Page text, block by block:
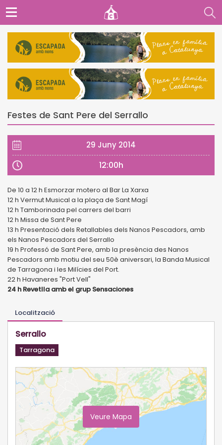
Festes de Sant Pere del Serrallo
29 Juny 2014
12:00h
De 10 a 12 h Esmorzar motero al Bar La Xarxa
12 h Vermut Musical a la plaça de Sant Magí
12 h Tamborinada pel carrers del barri
12 h Missa de Sant Pere
13 h Presentació dels Retallables dels Nanos Pescadors, amb
els Nanos Pescadors del Serrallo
19 h Professó de Sant Pere, amb la presència des Nanos
Pescadors amb motiu del seu 50è aniversari, la Banda Musical
de Tarragona i les Milícies del Port.
22 h Havaneres "Port Vell"
24 h Revetlla amb el grup Sensaciones
Localització
Serrallo
Tarragona
Veure Mapa